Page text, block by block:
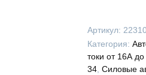
35М1-
341210-
25А-400-
Артикул:
Категория:
токи от 16А
34, Силовые